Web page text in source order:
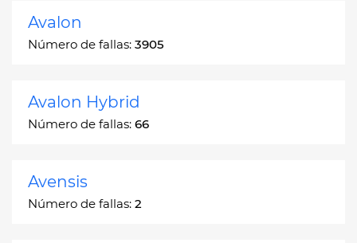
Avalon
Número de fallas: 3905
Avalon Hybrid
Número de fallas: 66
Avensis
Número de fallas: 2